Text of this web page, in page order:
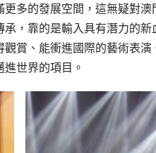
多的發展空間，這無疑對
，靠的是輸入具有潛力的
賞、能衝進國際的藝術表
世界的項目。